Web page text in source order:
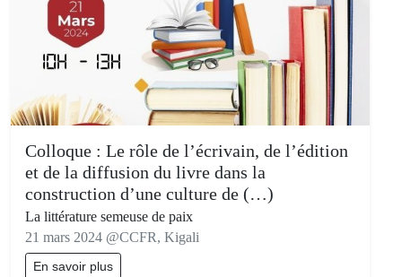
Colloque : Le rôle de l’écrivain, de l’édition
et de la diffusion du livre dans la
construction d’une culture de (…)
La littérature semeuse de paix
21 mars 2024 @CCFR, Kigali
En savoir plus